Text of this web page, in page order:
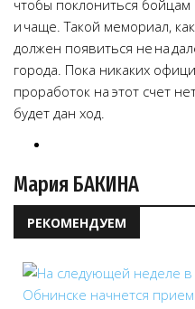
чтобы поклониться
и чаще. Такой мемориал,
должен появиться не на
города. Пока никаких
проработок на этот счет
будет дан ход.
Мария БАКИНА
РЕКОМЕНДУЕМ